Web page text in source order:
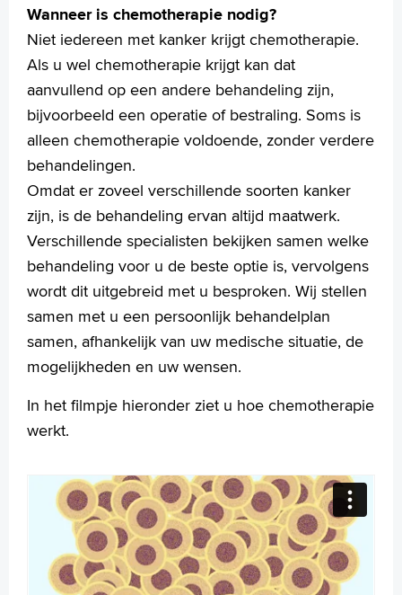
Français
Polski
Türkçe
Arabisch
Wanneer is chemotherapie nodig?
Niet iedereen met kanker krijgt chemotherapie.
Als u wel chemotherapie krijgt kan dat
aanvullend op een andere behandeling zijn,
bijvoorbeeld een operatie of bestraling. Soms is
alleen chemotherapie voldoende, zonder verdere
behandelingen.
Omdat er zoveel verschillende soorten kanker
zijn, is de behandeling ervan altijd maatwerk.
Verschillende specialisten bekijken samen welke
behandeling voor u de beste optie is, vervolgens
wordt dit uitgebreid met u besproken. Wij stellen
samen met u een persoonlijk behandelplan
samen, afhankelijk van uw medische situatie, de
mogelijkheden en uw wensen.
In het filmpje hieronder ziet u hoe chemotherapie
werkt.